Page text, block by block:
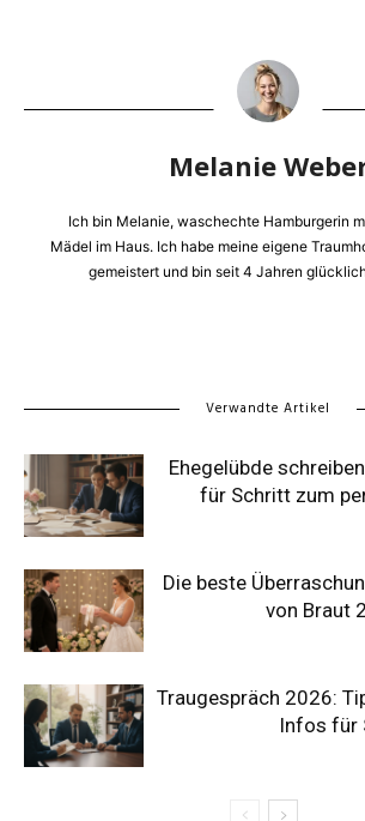
Melanie
Ich bin Melanie, waschechte Hamburgerin
Mädel im Haus. Ich habe meine eigene
gemeistert und bin seit 4 Jahren
Verwandte Artikel
Ehegelübde
für Schritt zum
Die beste
von Braut
Traugespräch 2026:
Infos für